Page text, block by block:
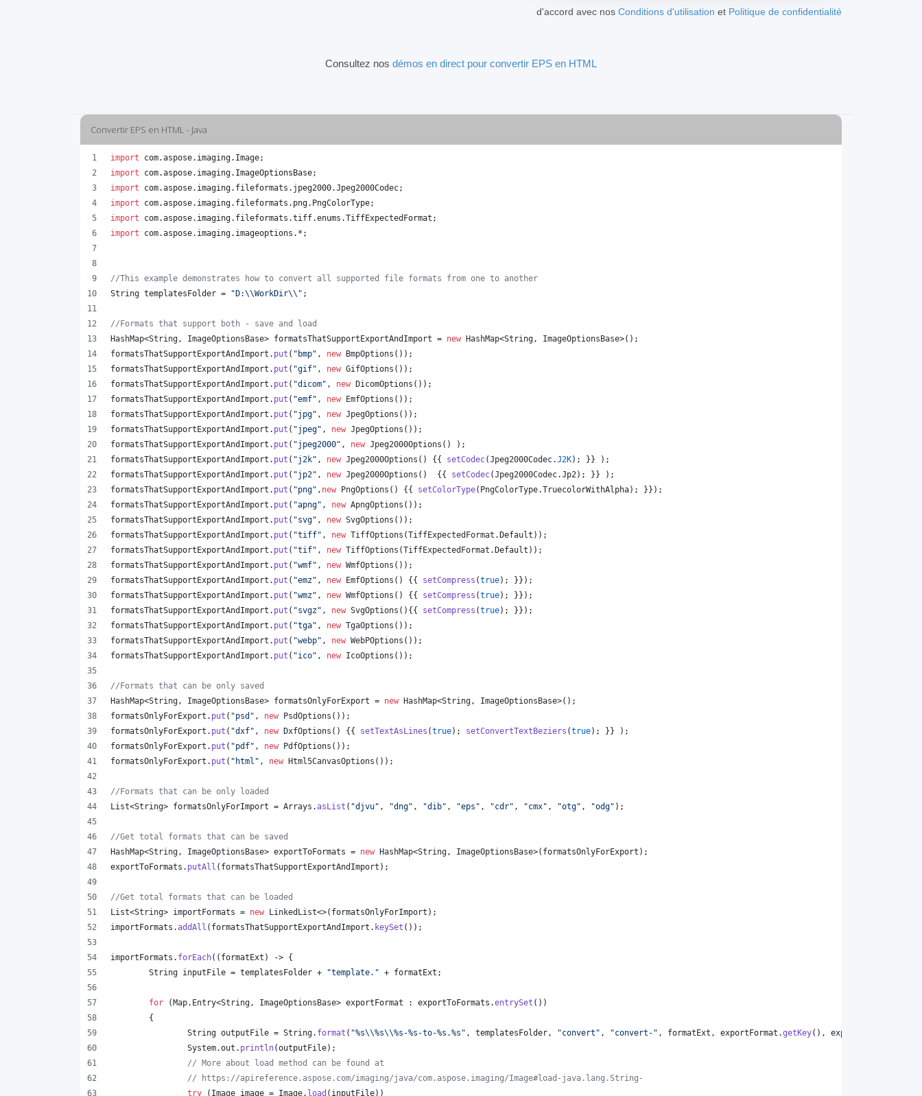
d'accord avec nos Conditions d'utilisation et Politique de confidentialité
Consultez nos démos en direct pour convertir EPS en HTML
Convertir EPS en HTML - Java
import com.aspose. imaging. Image;
import
com.aspose. imaging. ImageOptionsBase;
import
com.aspose. imaging. fileformats . jpeg2000.Jpeg2000Codec;
import
com.aspose. imaging. fileformats . png. PngColorType;
import
com.aspose. imaging. fileformats .tiff.enums .TiffExpectedFormat ;
import
com.aspose. imaging. imageoptions .*;
//This example demonstrates how to convert all supported file formats from one to another
String templatesFolder = "D:\\WorkDir\\ " ;
//Formats that support both - save and load
HashMap<String, ImageOptionsBase> formatsThatSupportExportAndImport = new HashMap<String, ImageOptionsBase>();
formatsThatSupportExportAndImport . put ( "bmp" , new BmpOptions ());
formatsThatSupportExportAndImport . put ( "gif" , new GifOptions ());
formatsThatSupportExportAndImport . put ( "dicom" , new DicomOptions ());
formatsThatSupportExportAndImport . put ( "emf" , new EmfOptions ());
formatsThatSupportExportAndImport . put ( "jpg" , new JpegOptions ());
formatsThatSupportExportAndImport . put ( "jpeg" , new JpegOptions ());
formatsThatSupportExportAndImport . put ( "jpeg2000" , new Jpeg2000Options () );
formatsThatSupportExportAndImport . put ( "j2k" , new Jpeg2000Options () {{ setCodec(Jpeg2000Codec.J2K); }} );
formatsThatSupportExportAndImport . put ( "jp2" , new Jpeg2000Options ()  {{ setCodec(Jpeg2000Codec.Jp2); }} );
formatsThatSupportExportAndImport . put ( "png" , new PngOptions () {{ setColorType( PngColorType.TruecolorWithAlpha); }});
formatsThatSupportExportAndImport . put ( "apng" , new ApngOptions ());
formatsThatSupportExportAndImport . put ( "svg" , new SvgOptions ());
formatsThatSupportExportAndImport . put ( "tiff" , new TiffOptions (TiffExpectedFormat . Default ));
formatsThatSupportExportAndImport . put ( "tif" , new TiffOptions (TiffExpectedFormat . Default ));
formatsThatSupportExportAndImport . put ( "wmf" , new WmfOptions ());
formatsThatSupportExportAndImport . put ( "emz" , new EmfOptions () {{ setCompress (true); }});
formatsThatSupportExportAndImport . put ( "wmz" , new WmfOptions () {{ setCompress (true); }});
formatsThatSupportExportAndImport . put ( "svgz" , new SvgOptions (){{ setCompress (true); }});
formatsThatSupportExportAndImport . put ( "tga" , new TgaOptions ());
formatsThatSupportExportAndImport . put ( "webp" , new WebPOptions ());
formatsThatSupportExportAndImport . put ( "ico" , new IcoOptions ());
//Formats that can be only saved
HashMap<String, ImageOptionsBase> formatsOnlyForExport = new HashMap<String, ImageOptionsBase>();
formatsOnlyForExport . put ( "psd" , new PsdOptions ());
formatsOnlyForExport . put ( "dxf" , new DxfOptions () {{ setTextAsLines (true); setConvertTextBeziers (true); }} );
formatsOnlyForExport . put ( "pdf" , new PdfOptions ());
formatsOnlyForExport . put ( "html" , new Html5CanvasOptions ());
//Formats that can be only loaded
List<String> formatsOnlyForImport = Arrays .asList ( "djvu" , "dng" , "dib" , "eps" , "cdr" , "cmx" , "otg" , "odg" );
//Get total formats that can be saved
HashMap<String, ImageOptionsBase> exportToFormats = new HashMap<String, ImageOptionsBase>( formatsOnlyForExport );
exportToFormats . putAll ( formatsThatSupportExportAndImport );
//Get total formats that can be loaded
List<String> importFormats = new LinkedList<>( formatsOnlyForImport );
importFormats .addAll ( formatsThatSupportExportAndImport . keySet ());
importFormats . forEach(( formatExt ) -> {
String inputFile = templatesFolder + "template." + formatExt ;
for ( Map. Entry<String, ImageOptionsBase> exportFormat : exportToFormats .entrySet ())
	{
String outputFile = String. format ( "%s\\%s\\%s-%s-to-%s.%s" , templatesFolder, "convert" , "convert-" , formatExt , exportFormat .getKey(), exportFormat
System.out . println(outputFile);
// More about load method can be found at
// https://apireference.aspose.com/imaging/java/com.aspose.imaging/Image#load-java.lang.String-
try ( Image image = Image. load ( inputFile))